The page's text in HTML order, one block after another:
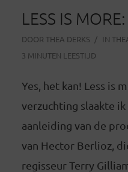
LESS IS
DOOR THEA DERKS IN
3 MINUTEN LEESTIJD
Yes, het kan! Less is
verzuchting slaakte
aanleiding van de
van Hector Berlioz,
regisseur Terry